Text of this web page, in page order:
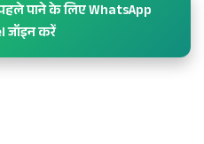
पाने के लिए WhatsApp
जॉइन करें